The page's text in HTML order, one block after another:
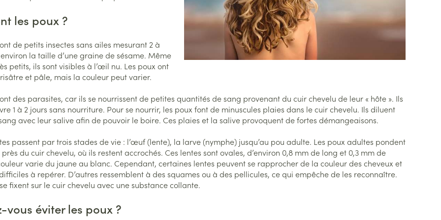
peau irritée
Oreilles
Bouchons d'oreilles
Nettoyage des oreilles
Gouttes auriculaires
Pieds et jambes
crevasses
Ampoules
Callosités
Cors
Afficher plus
Bain et douche
Répulsifs anti-insectes
Spécifiquement pour les
Soins du corps
Déodorants
Soins du visage
Lait, gel, huile et crème de
nettoyage
Eau micellaire
Soins du visage
Taches de pigmentation
Peau sensible - peau irritée
Peau mixte
Nutrithérapie et bien-être
Yeux
Gorge
Os, muscles et articulations
à domicile et premiers soins
chaud/froid
Boîtes à pansements
Dispositifs médicaux
Tests de diagnostic
Alcootest
Tensiomètre
Test de cholestérol
Cardiofréquencemètre
Afficher plus
Stomie
Poche stomie
Plaque stomie
Matériel paramédical
Respiration et oxygène
Salle de bains
Lit
Sondes
Accessoires pour sondes
Catheters
Piluliers et accessoires
Bandages et orthopédie:
et insectes
Accessoires
grasse
Système nerveux
Insomnie, anxiété et stress
Arrêter de fumer
Infections
Immunité
Boutons de fièvre - antiviraux
Anti-prurigneux
Anti-infectieux
Antiallergiques et anti-
inflammatoires
Anesthésie
Jambes lourdes
les poux ?
de petits insectes sans ailes mesurant 2 à
la taille d’une graine de sésame. Même
petits, ils sont visibles à l’œil nu. Les poux ont
et pâle, mais la couleur peut varier.
des parasites, car ils se nourrissent de petites quantités de sang provenant du cuir chevelu de leur « hôte ». Ils
1 à 2 jours sans nourriture. Pour se nourrir, les poux font de minuscules plaies dans le cuir chevelu. Ils diluent
avec leur salive afin de pouvoir le boire. Ces plaies et la salive provoquent de fortes démangeaisons.
passent par trois stades de vie : l’œuf (lente), la larve (nymphe) jusqu’au pou adulte. Les poux adultes pondent
du cuir chevelu, où ils restent accrochés. Ces lentes sont ovales, d’environ 0,8 mm de long et 0,3 mm de
varie du jaune au blanc. Cependant, certaines lentes peuvent se rapprocher de la couleur des cheveux et
à repérer. D’autres ressemblent à des squames ou à des pellicules, ce qui empêche de les reconnaître.
fixent sur le cuir chevelu avec une substance collante.
vous éviter les poux ?